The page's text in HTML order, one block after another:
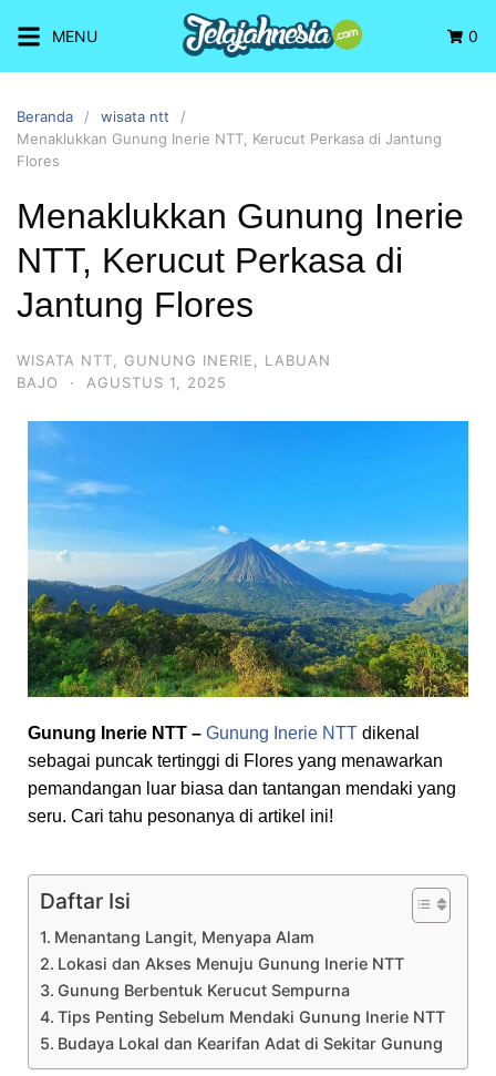
MENU 0
Beranda
wisata ntt
Menaklukkan Gunung Inerie NTT, Kerucut Perkasa di Jantung
Flores
Menaklukkan Gunung Inerie
NTT, Kerucut Perkasa di
Jantung Flores
WISATA NTT GUNUNG INERIE
LABUAN
BAJO
· AGUSTUS 1, 2025
Gunung Inerie NTT – Gunung Inerie NTT dikenal
sebagai puncak tertinggi di Flores yang menawarkan
pemandangan luar biasa dan tantangan mendaki yang
seru. Cari tahu pesonanya di artikel ini!
Daftar Isi
Menantang Langit, Menyapa Alam
Lokasi dan Akses Menuju Gunung Inerie NTT
Gunung Berbentuk Kerucut Sempurna
Tips Penting Sebelum Mendaki Gunung Inerie NTT
Budaya Lokal dan Kearifan Adat di Sekitar Gunung